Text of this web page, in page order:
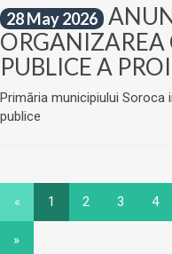
28 May 2026
ORGANIZAREA
PUBLICE A
Primăria municipiului
publice
« 1 2 3 4
»